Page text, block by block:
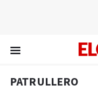
PATRULLERO